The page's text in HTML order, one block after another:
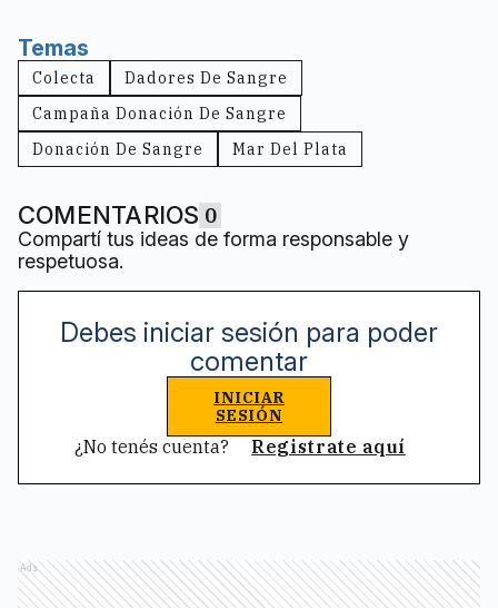
Temas
Colecta
Dadores De Sangre
Campaña Donación De Sangre
Donación De Sangre
Mar Del Plata
COMENTARIOS 0
Compartí tus ideas de forma responsable y
respetuosa.
Debes iniciar sesión para poder
comentar
INICIAR
SESIÓN
¿No tenés cuenta? Registrate aquí
Ads